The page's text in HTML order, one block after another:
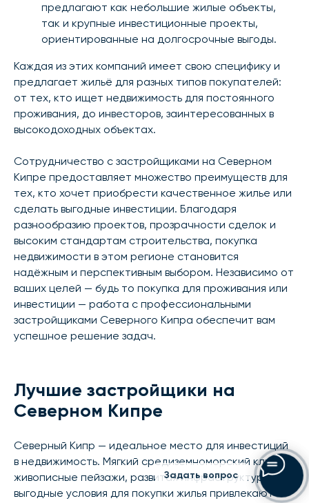
предлагают как небольшие жилые объекты,
так и крупные инвестиционные проекты,
ориентированные на долгосрочные выгоды.
Каждая из этих компаний имеет свою специфику и
предлагает жильё для разных типов покупателей:
от тех, кто ищет недвижимость для постоянного
проживания, до инвесторов, заинтересованных в
высокодоходных объектах.
Сотрудничество с застройщиками на Северном
Кипре предоставляет множество преимуществ для
тех, кто хочет приобрести качественное жилье или
сделать выгодные инвестиции. Благодаря
разнообразию проектов, прозрачности сделок и
высоким стандартам строительства, покупка
недвижимости в этом регионе становится
надёжным и перспективным выбором. Независимо от
ваших целей — будь то покупка для проживания или
инвестиции — работа с профессиональными
застройщиками Северного Кипра обеспечит вам
успешное решение задач.
Лучшие застройщики на
Северном Кипре
Северный Кипр — идеальное место для инвестиций
в недвижимость. Мягкий средиземноморский климат,
живописные пейзажи, развитая инфраструктура и
выгодные условия для покупки жилья привлекают
Задать вопрос